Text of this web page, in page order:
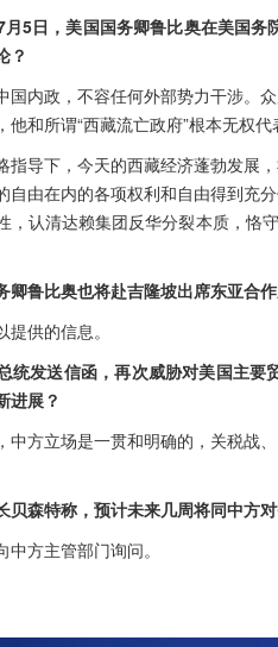
5日，美国国务卿鲁比奥在美国
？
国内政，不容任何外部势力干涉。
他和所谓“西藏流亡政府”根本无权
指导下，今天的西藏经济蓬勃发展
自由在内的各项权利和自由得到充
，认清达赖集团反华分裂本质，恪
卿鲁比奥也将赴吉隆坡出席东亚合
供的信息。
统发送信函，再次威胁对美国主
进展？
中方立场是一贯和明确的，关税战
贝森特称，预计未来几周将同中方
方主管部门询问。